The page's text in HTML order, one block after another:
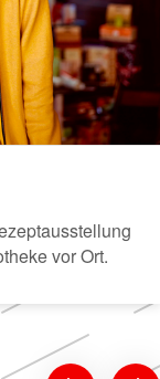
vor Ort.